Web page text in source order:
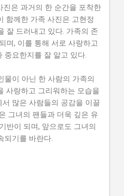
진은 과거의 한 순간을 포착한
함께한 가족 사진은 고현정
잘 드러내고 있다. 가족의 존
며, 이를 통해 서로 사랑하고
중요한지를 잘 알고 있다.
물이 아닌 한 사람의 가족의
사랑하고 그리워하는 모습을
많은 사람들의 공감을 이끌
그녀의 팬들과 더욱 깊은 유
반이 되며, 앞으로도 그녀의
되기를 바란다.